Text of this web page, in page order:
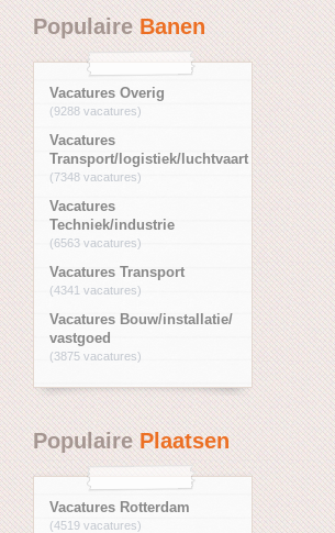
PopulaireBanen
Vacatures Overig
(9288 vacatures)
Vacatures
Transport/logistiek/luchtvaart
(7348 vacatures)
Vacatures
Techniek/industrie
(6563 vacatures)
Vacatures Transport
(4341 vacatures)
Vacatures Bouw/installatie/
vastgoed
(3875 vacatures)
PopulairePlaatsen
Vacatures Rotterdam
(4519 vacatures)